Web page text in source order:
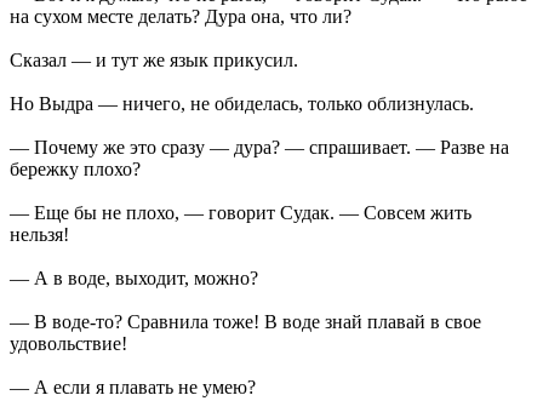
на сухом месте делать? Дура она, что ли?
Сказал — и тут же язык прикусил.
Но Выдра — ничего, не обиделась, только облизнулась.
— Почему же это сразу — дура? — спрашивает. — Разве на
бережку плохо?
— Еще бы не плохо, — говорит Судак. — Совсем жить
нельзя!
— А в воде, выходит, можно?
— В воде-то? Сравнила тоже! В воде знай плавай в свое
удовольствие!
— А если я плавать не умею?